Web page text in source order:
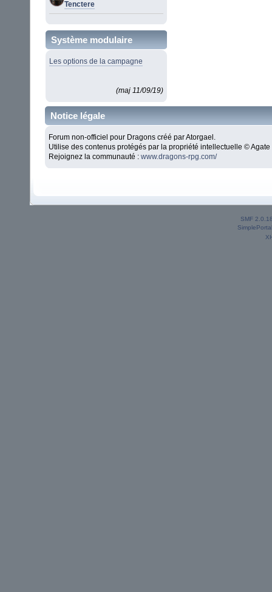
Tenctere
Système modulaire
Les options de la campagne
(maj 11/09/19)
Notice légale
Forum non-officiel pour Dragons créé par Atorgael.
Utilise des contenus protégés par la propriété intellectuelle ©
Rejoignez la communauté :www.dragons-rpg.com/
SMF